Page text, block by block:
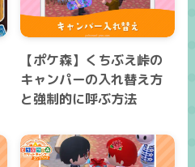
【ポケ森】くちぶえ峠の
キャンパーの入れ替え方
と強制的に呼ぶ方法